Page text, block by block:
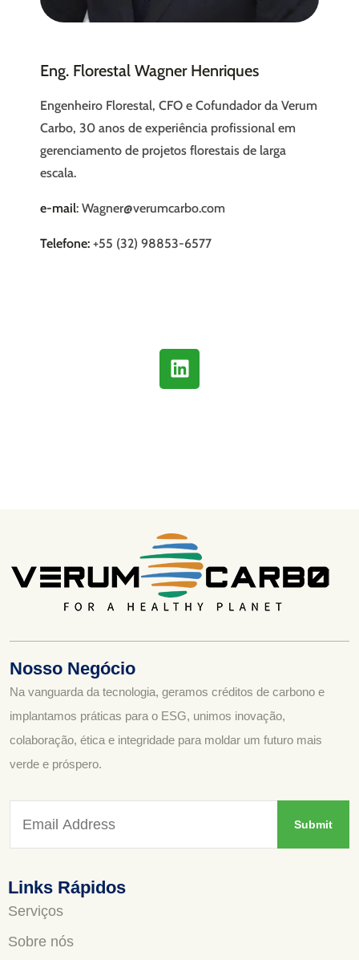
Eng. Florestal Wagner Henriques
Engenheiro Florestal, CFO e Cofundador da Verum
Carbo, 30 anos de experiência profissional em
gerenciamento de projetos florestais de larga
escala.
e-mail: Wagner@verumcarbo.com
Telefone: +55 (32) 98853-6577
Nosso Negócio
Na vanguarda da tecnologia, geramos créditos de carbono e
implantamos práticas para o ESG, unimos inovação,
colaboração, ética e integridade para moldar um futuro mais
verde e próspero.
Links Rápidos
Serviços
Sobre nós